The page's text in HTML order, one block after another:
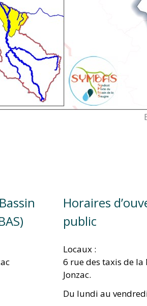
Horaires
public
Locaux :
6 rue des taxis de la
Jonzac.
Du lundi au